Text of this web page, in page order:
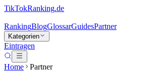
TikTokRanking.de
RankingBlogGlossarGuidesPartner
Kategorien
Eintragen
Home Partner